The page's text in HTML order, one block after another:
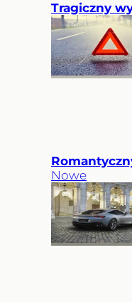
Tragiczny
Nowe